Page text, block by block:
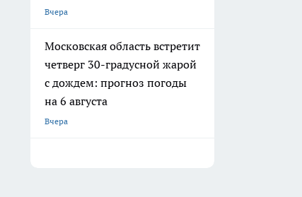
Вчера
Московская область встретит
четверг 30-градусной жарой
с дождем: прогноз погоды
на 6 августа
Вчера